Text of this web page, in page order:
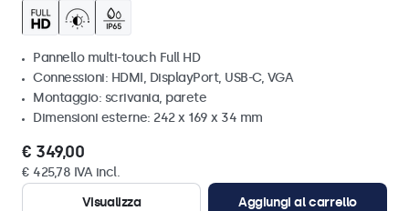
Pannello multi-touch Full HD
Connessioni: HDMI, DisplayPort, USB-C, VGA
Montaggio: scrivania, parete
Dimensioni esterne: 242 x 169 x 34 mm
€ 349,00
€ 425,78 IVA incl.
Visualizza
Aggiungi al carrello